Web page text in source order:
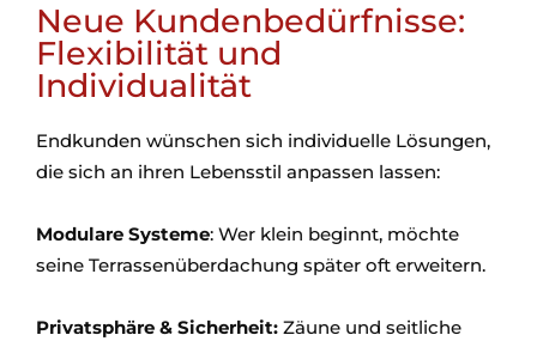
Neue Kundenbedürfnisse:
Flexibilität und
Individualität
Endkunden wünschen sich individuelle Lösungen,
die sich an ihren Lebensstil anpassen lassen:
Modulare Systeme: Wer klein beginnt, möchte
seine Terrassenüberdachung später oft erweitern.
Privatsphäre & Sicherheit: Zäune und seitliche